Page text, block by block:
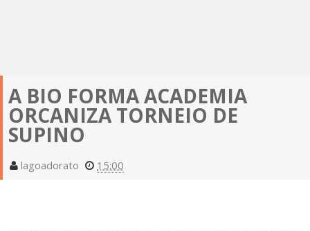
A BIO FORMA ACADEMIA
ORCANIZA TORNEIO DE
SUPINO
lagoadorato 15:00